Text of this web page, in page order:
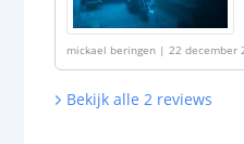
mickael beringen | 22 december
Bekijk alle 2 reviews